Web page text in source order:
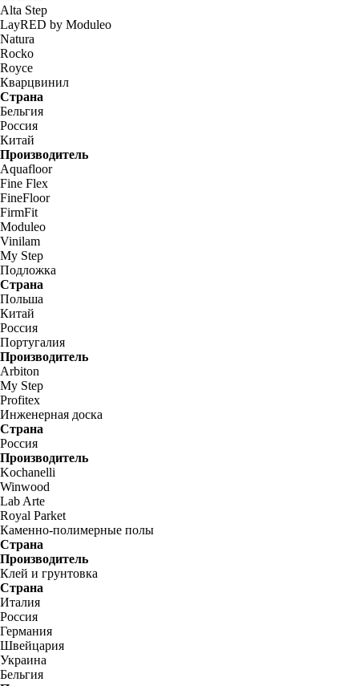
Alta Step
LayRED by Moduleo
Natura
Rocko
Royce
Кварцвинил
Страна
Бельгия
Россия
Китай
Производитель
Aquafloor
Fine Flex
FineFloor
FirmFit
Moduleo
Vinilam
My Step
Подложка
Страна
Польша
Китай
Россия
Португалия
Производитель
Arbiton
My Step
Profitex
Инженерная доска
Страна
Россия
Производитель
Kochanelli
Winwood
Lab Arte
Royal Parket
Каменно-полимерные полы
Страна
Производитель
Клей и грунтовка
Страна
Италия
Россия
Германия
Швейцария
Украина
Бельгия